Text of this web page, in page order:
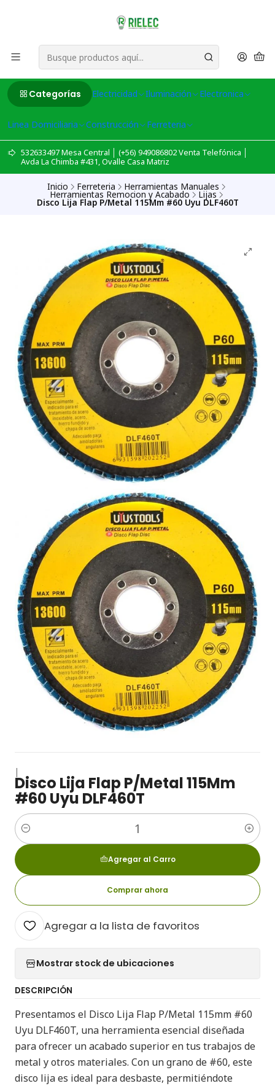
Categorías Electricidad Iluminación Electronica
Linea Domiciliaria Construcción Ferreteria
532633497 Mesa Central │ (+56) 949086802 Venta Telefónica │
Avda La Chimba #431, Ovalle Casa Matriz
Inicio Ferreteria Herramientas Manuales
Herramientas Remocion y Acabado Lijas
Disco Lija Flap P/Metal 115Mm #60 Uyu DLF460T
|
Disco Lija Flap P/Metal 115Mm
#60 Uyu DLF460T
Cantidad
Agregar al Carro
Comprar ahora
Agregar a la lista de favoritos
Mostrar stock de ubicaciones
DESCRIPCIÓN
Presentamos el Disco Lija Flap P/Metal 115mm #60
Uyu DLF460T, una herramienta esencial diseñada
para ofrecer un acabado superior en tus trabajos de
metal y otros materiales. Con un grano de #60, este
disco lija es ideal para desbaste, permitiéndote